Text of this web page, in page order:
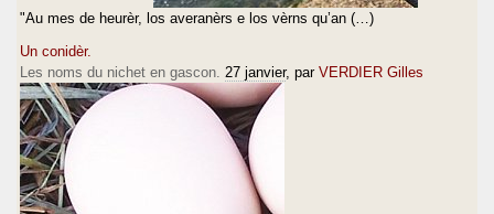
"Au mes de heurèr, los averanèrs e los vèrns qu’an (…)
Un conidèr.
Les noms du nichet en gascon. 27 janvier, par VERDIER Gilles